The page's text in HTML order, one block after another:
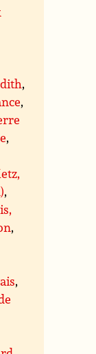
,
,
,
,
,
,